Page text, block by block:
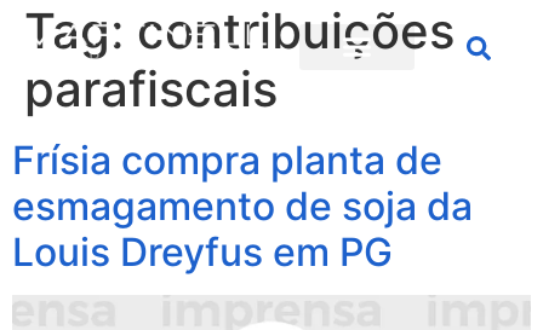
Tag: contribuições
parafiscais
Frísia compra planta de
esmagamento de soja da
Louis Dreyfus em PG